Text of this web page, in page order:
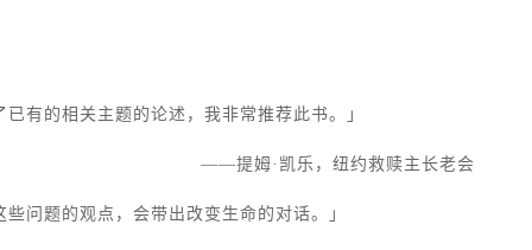
有的相关主题的论述，我非常推荐此书。」
——提姆·凯乐，纽约救赎主长老会
问题的观点，会带出改变生命的对话。」